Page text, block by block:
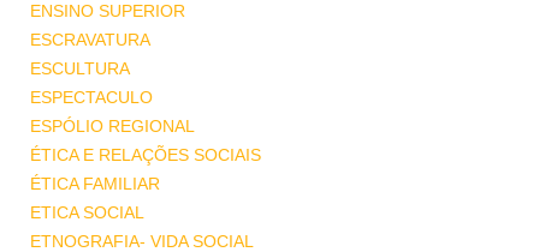
ENSINO SUPERIOR
ESCRAVATURA
ESCULTURA
ESPECTACULO
ESPÓLIO REGIONAL
ÉTICA E RELAÇÕES SOCIAIS
ÉTICA FAMILIAR
ETICA SOCIAL
ETNOGRAFIA- VIDA SOCIAL